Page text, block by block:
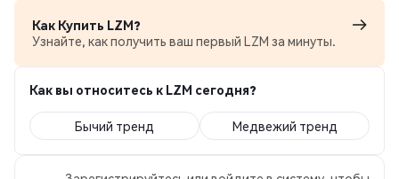
Как Купить LZM?
Узнайте, как получить ваш первый LZM за минуты.
Как вы относитесь к LZM сегодня?
Бычий тренд Медвежий тренд